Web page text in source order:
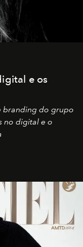
e os
branding do grupo
no digital e o